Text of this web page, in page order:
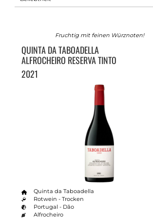
Fruchtig mit feinen Würznoten!
QUINTA DA TABOADELLA
ALFROCHEIRO RESERVA TINTO
2021
Quinta da Taboadella
Rotwein - Trocken
Portugal - Dão
Alfrocheiro